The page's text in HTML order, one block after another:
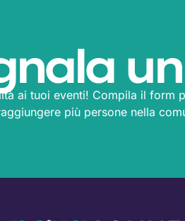
ai tuoi eventi! Compila il form
più persone nella